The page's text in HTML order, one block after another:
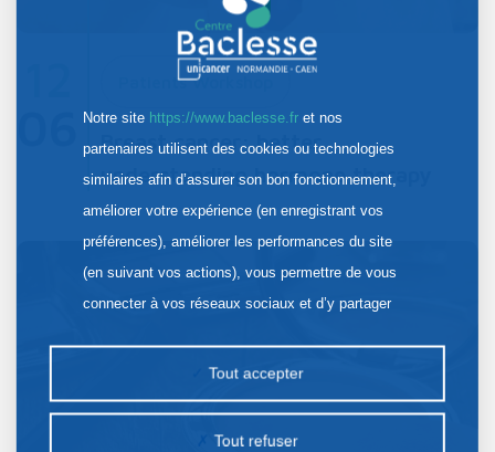
Patients Workshop
Breast cancer: better
understanding hormone therapy
Notre site https://www.baclesse.fret nos
partenaires utilisent des cookies ou technologies
similaires afin d’assurer son bon fonctionnement,
améliorer votre expérience (en enregistrant vos
préférences), améliorer les performances du site
(en suivant vos actions), vous permettre de vous
connecter à vos réseaux sociaux et d’y partager
la publicité personnalisée sur notre site ou ceux de
nos partenaires. Certains traceurs non classés
Tout accepter
Tout refuser